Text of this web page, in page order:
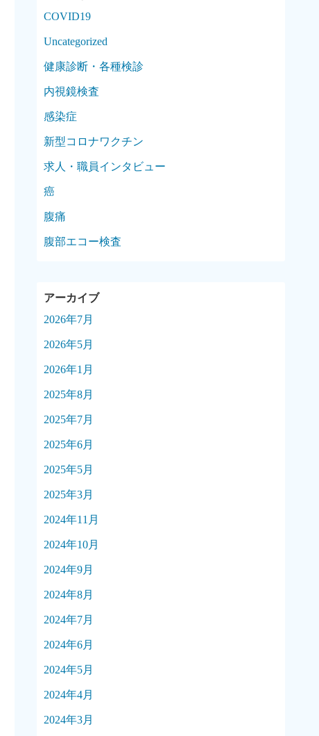
COVID19
Uncategorized
健康診断・各種検診
内視鏡検査
感染症
新型コロナワクチン
求人・職員インタビュー
癌
腹痛
腹部エコー検査
2026年7月
2026年5月
2026年1月
2025年8月
2025年7月
2025年6月
2025年5月
2025年3月
2024年11月
2024年10月
2024年9月
2024年8月
2024年7月
2024年6月
2024年5月
2024年4月
2024年3月